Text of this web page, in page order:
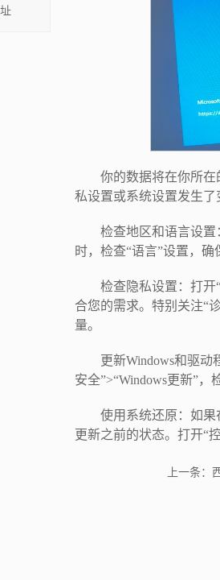
你的数据将在你所在
私设置或系统设置发生了
检查地区和语言设置
时，检查“语言”设置，确
检查隐私设置：打开
合您的需求。特别关注“
量。
更新Windows和驱动
安全”>“Windows更新”，
使用系统还原：如果
更新之前的状态。打开“
上一条：